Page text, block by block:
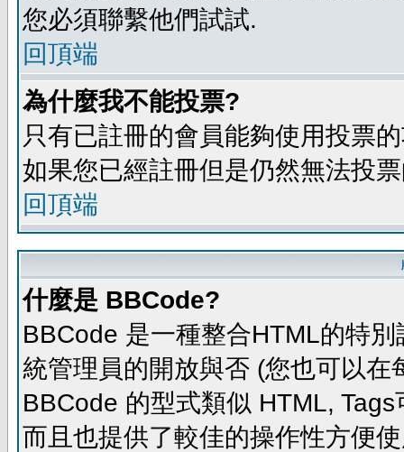
您必須聯繫他們試試.
回頂端
為什麼我不能投票?
只有已註冊的會員能夠使用投票
如果您已經註冊但是仍然無法投
回頂端
什麼是 BBCode?
BBCode 是一種整合HTML的特
統管理員的開放與否 (您也可以
BBCode 的型式類似 HTML,
而且也提供了較佳的操作性方便